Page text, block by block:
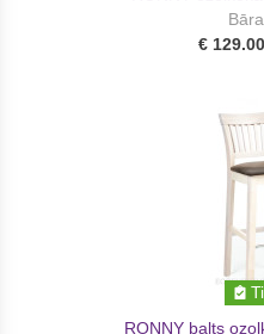
€ 129.00
RONNY balts